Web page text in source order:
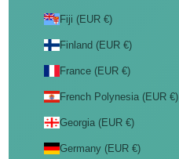
Fiji (EUR €)
Finland (EUR €)
France (EUR €)
French Polynesia (EUR €)
Georgia (EUR €)
Germany (EUR €)